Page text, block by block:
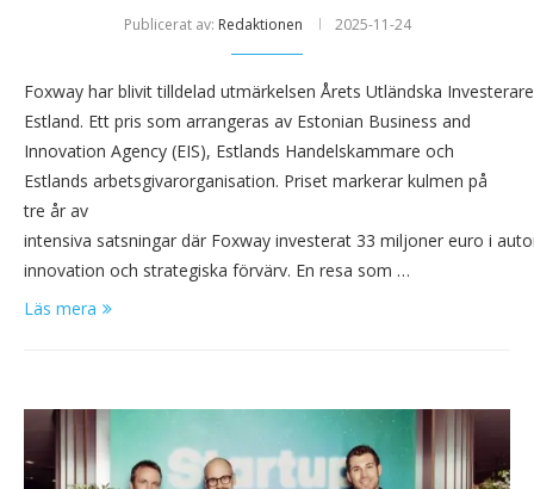
Publicerat av: Redaktionen 2025-11-24
Foxway har blivit tilldelad utmärkelsen Årets Utländska
Estland. Ett pris som arrangeras av Estonian Business and
Innovation Agency (EIS), Estlands Handelskammare och
Estlands arbetsgivarorganisation. Priset markerar kulmen på
tre år av
intensiva satsningar där Foxway investerat 33 miljoner euro i
innovation och strategiska förvärv. En resa som …
Läs mera